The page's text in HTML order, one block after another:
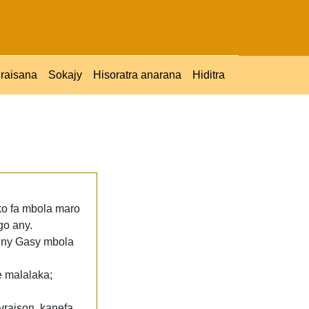
Sokajy Hisoratra anarana Hiditra
fa mbola maro
any.
Gasy mbola
malalaka;